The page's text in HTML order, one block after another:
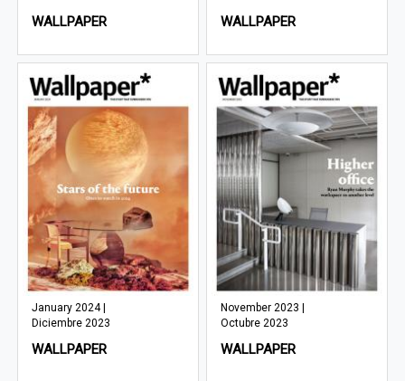
WALLPAPER WALLPAPER
January 2024 |
Diciembre 2023
WALLPAPER
November 2023 |
Octubre 2023
WALLPAPER